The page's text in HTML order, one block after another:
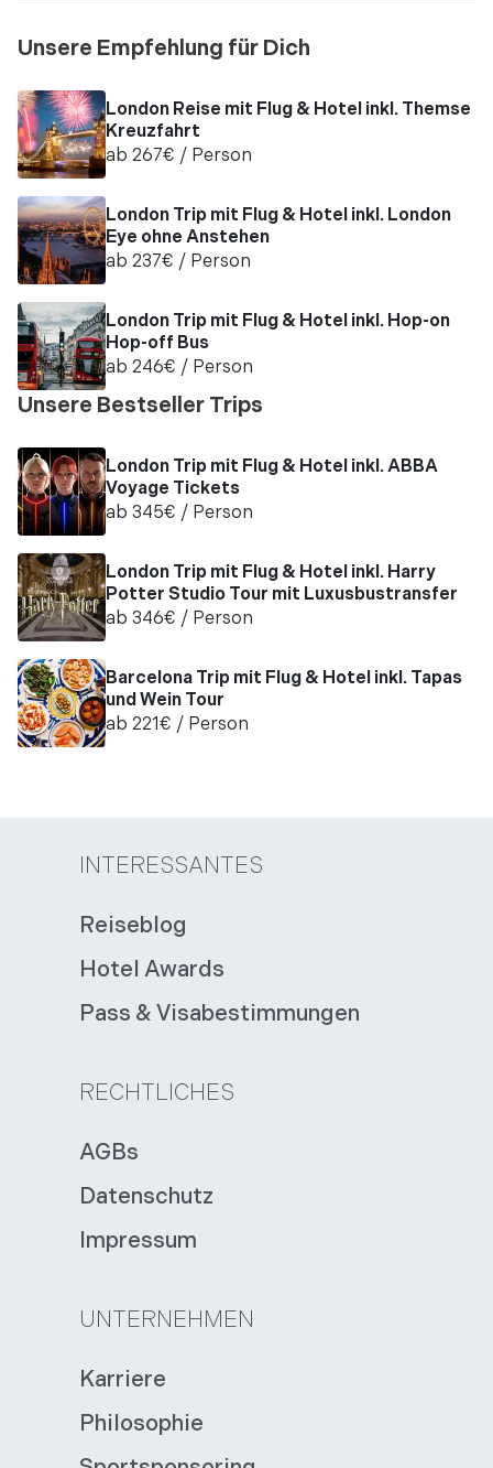
Unsere Empfehlung für Dich
London Reise mit Flug & Hotel inkl. Themse
Kreuzfahrt
ab 267€ / Person
London Trip mit Flug & Hotel inkl. London
Eye ohne Anstehen
ab 237€ / Person
London Trip mit Flug & Hotel inkl. Hop-on
Hop-off Bus
ab 246€ / Person
Unsere Bestseller Trips
London Trip mit Flug & Hotel inkl. ABBA
Voyage Tickets
ab 345€ / Person
London Trip mit Flug & Hotel inkl. Harry
Potter Studio Tour mit Luxusbustransfer
ab 346€ / Person
Barcelona Trip mit Flug & Hotel inkl. Tapas
und Wein Tour
ab 221€ / Person
INTERESSANTES
Reiseblog
Hotel Awards
Pass & Visabestimmungen
RECHTLICHES
AGBs
Datenschutz
Impressum
UNTERNEHMEN
Karriere
Philosophie